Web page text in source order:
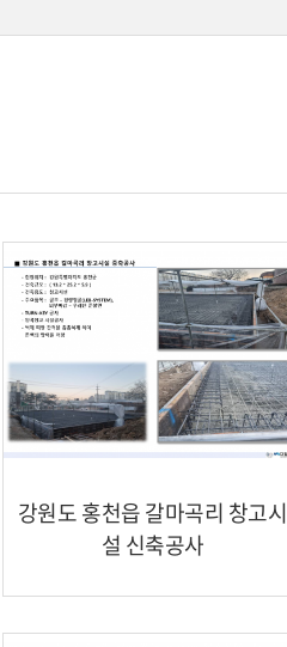
강원도 홍천읍 갈마곡리 창고시
설 신축공사